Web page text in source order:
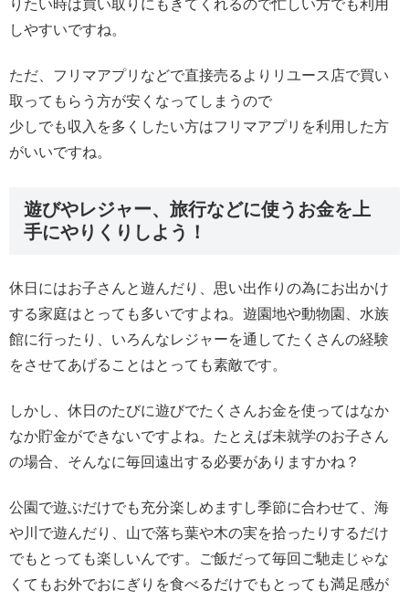
りたい時は買い取りにもきてくれるので忙しい方でも利用
しやすいですね。
ただ、フリマアプリなどで直接売るよりリユース店で買い
取ってもらう方が安くなってしまうので
少しでも収入を多くしたい方はフリマアプリを利用した方
がいいですね。
遊びやレジャー、旅行などに使うお金を上
手にやりくりしよう！
休日にはお子さんと遊んだり、思い出作りの為にお出かけ
する家庭はとっても多いですよね。遊園地や動物園、水族
館に行ったり、いろんなレジャーを通してたくさんの経験
をさせてあげることはとっても素敵です。
しかし、休日のたびに遊びでたくさんお金を使ってはなか
なか貯金ができないですよね。たとえば未就学のお子さん
の場合、そんなに毎回遠出する必要がありますかね？
公園で遊ぶだけでも充分楽しめますし季節に合わせて、海
や川で遊んだり、山で落ち葉や木の実を拾ったりするだけ
でもとっても楽しいんです。ご飯だって毎回ご馳走じゃな
くてもお外でおにぎりを食べるだけでもとっても満足感が